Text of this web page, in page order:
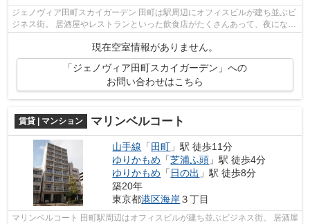
ジェノヴィア田町スカイガーデン 田町は駅周辺にオフィスビルが建ち並ぶビ
ジネス街。 居酒屋やレストランといった飲食店がたくさんあって、夜になる
と賑やかな雰囲気です。 田町駅東...
現在空室情報がありません。
「ジェノヴィア田町スカイガーデン」への
お問い合わせはこちら
賃貸 | マンション マリンベルコート
山手線 「 田町 」駅 徒歩11分
ゆりかもめ 「芝浦ふ頭 」駅 徒歩4分
ゆりかもめ 「 日の出 」駅 徒歩8分
築20年
東京都港区海岸３丁目
マリンベルコート 田町駅周辺はオフィスビルが建ち並ぶビジネス街。 居酒屋